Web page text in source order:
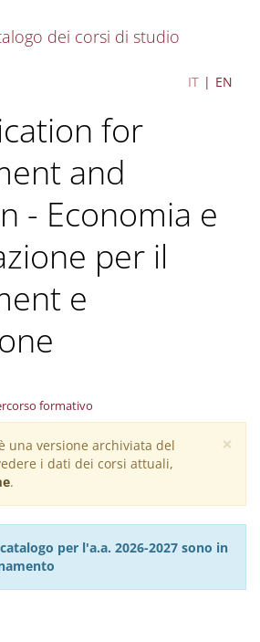
dei corsi di studio
IT EN
for
and
- Economia e
per il
e
formativo
×
una versione archiviata del
i dati dei corsi attuali,
.
per l'a.a. 2026-2027 sono in